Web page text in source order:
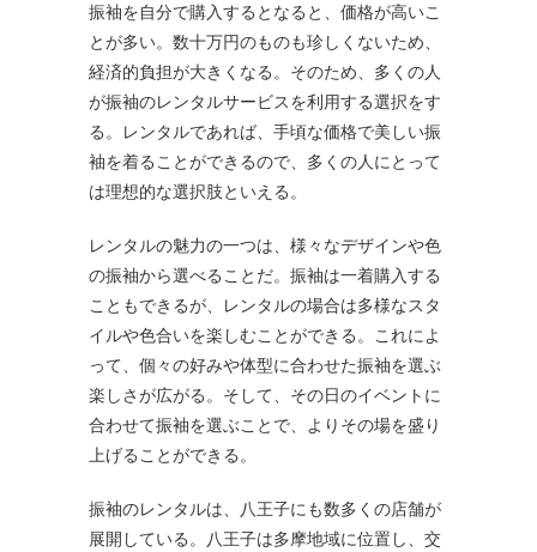
振袖を自分で購入するとなると、価格が高いこ
とが多い。数十万円のものも珍しくないため、
経済的負担が大きくなる。そのため、多くの人
が振袖のレンタルサービスを利用する選択をす
る。レンタルであれば、手頃な価格で美しい振
袖を着ることができるので、多くの人にとって
は理想的な選択肢といえる。
レンタルの魅力の一つは、様々なデザインや色
の振袖から選べることだ。振袖は一着購入する
こともできるが、レンタルの場合は多様なスタ
イルや色合いを楽しむことができる。これによ
って、個々の好みや体型に合わせた振袖を選ぶ
楽しさが広がる。そして、その日のイベントに
合わせて振袖を選ぶことで、よりその場を盛り
上げることができる。
振袖のレンタルは、八王子にも数多くの店舗が
展開している。八王子は多摩地域に位置し、交